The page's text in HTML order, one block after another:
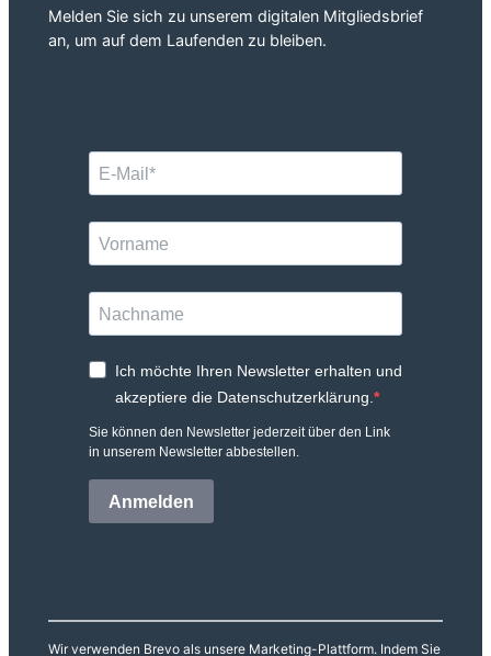
Melden Sie sich zu unserem digitalen Mitgliedsbrief
an, um auf dem Laufenden zu bleiben.
Ich möchte Ihren Newsletter erhalten und
akzeptiere die Datenschutzerklärung.
Sie können den Newsletter jederzeit über den Link
in unserem Newsletter abbestellen.
Anmelden
Wir verwenden Brevo als unsere Marketing-Plattform. Indem Sie